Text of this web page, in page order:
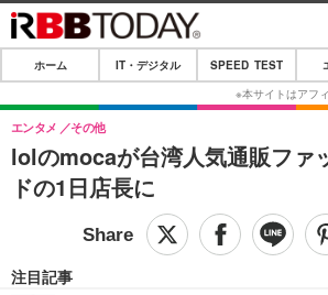
ホーム
IT・デジタル
IT・デジタルTOP
ショッピング
SPEED TEST
エンタメTOP
ホーム IT・デジタル SPEED TEST
lolのmocaが台湾人気通販ファ
ドの1日店長に
エンタメ その他
注目記事